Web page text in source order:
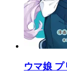
ウマ娘